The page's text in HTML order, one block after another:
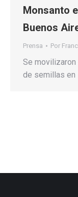
Monsanto
Buenos
Prensa Por
Se movilizaron
de semillas en